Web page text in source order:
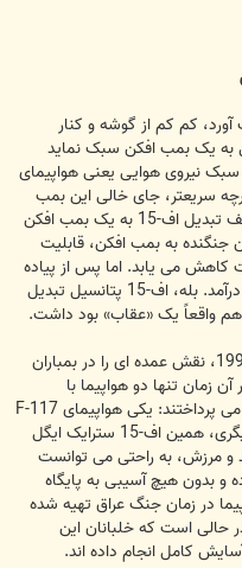
بزرگی که اف-15 بدست آورد، کم کم از گوشه و کنار
یک بمب افکن سبک نماید
نیروی هوایی یعنی هواپیمای
سریعتر، جای خالی این بمب
افکن پر می شد. در ابتدا، نیروی هوایی مخالف تبدیل اف-15 به یک بمب افکن
جنگنده به بمب افکن، قابلیت
کاهش می یابد. اما پس از پیاده
ساختن این طرح، نتیجه کاملاً برعکس از آب درآمد. بله، اف-15 پتانسیل تبدیل
واقعاً یک «عقاب» بود داشت.
این مدل از اف-15، در جنگ عراق در سال 1991، نقش عمده ای را در بمباران
تنها دو هواپیما با
آسودگی کامل به انجام عملیات بر فراز عراق می پرداختند: یکی هواپیمای F-117
که یک هواپیمای مخفی از دید رادار بود و دیگری، همین اف-15 سترایک ایگل
و مرزش، به راحتی می توانست
و بدون هیچ آسیبی به پایگاه
در زمان جنگ عراق تهیه شده
حالی است که خلبانان این
کامل انجام داده اند.